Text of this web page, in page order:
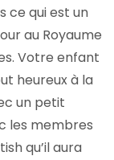
ce qui est un
au Royaume
Votre enfant
heureux à la
un petit
les membres
qu’il aura